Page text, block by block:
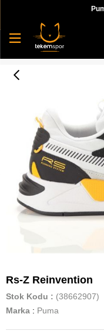
Rs-Z Reinvention
Stok Kodu
(38662907)
Marka : Puma